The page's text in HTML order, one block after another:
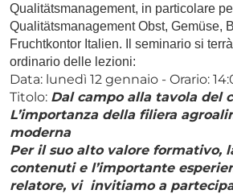
Qualitätsmanagement, in particolare
Qualitätsmanagement Obst, Gemüse,
Fruchtkontor Italien. Il seminario si
ordinario delle lezioni:
Data: lunedì 12 gennaio - Orario:
Titolo: Dal campo alla tavola del
L’importanza della filiera
moderna
Per il suo alto valore formativo,
contenuti e l’importante
relatore, vi invitiamo a